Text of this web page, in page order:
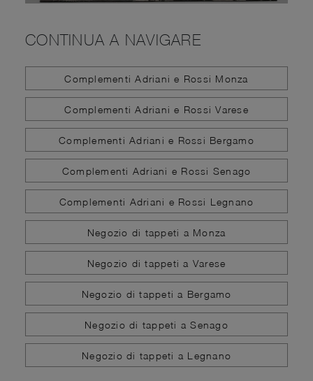
CONTINUA A NAVIGARE
Complementi Adriani e Rossi Monza
Complementi Adriani e Rossi Varese
Complementi Adriani e Rossi Bergamo
Complementi Adriani e Rossi Senago
Complementi Adriani e Rossi Legnano
Negozio di tappeti a Monza
Negozio di tappeti a Varese
Negozio di tappeti a Bergamo
Negozio di tappeti a Senago
Negozio di tappeti a Legnano